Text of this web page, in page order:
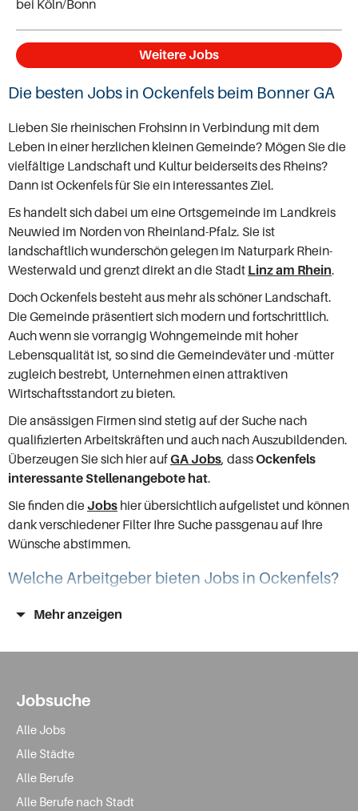
bei Köln/Bonn
Weitere Jobs
Die besten Jobs in Ockenfels beim Bonner GA
Lieben Sie rheinischen Frohsinn in Verbindung mit dem
Leben in einer herzlichen kleinen Gemeinde? Mögen Sie die
vielfältige Landschaft und Kultur beiderseits des Rheins?
Dann ist Ockenfels für Sie ein interessantes Ziel.
Es handelt sich dabei um eine Ortsgemeinde im Landkreis
Neuwied im Norden von Rheinland-Pfalz. Sie ist
landschaftlich wunderschön gelegen im Naturpark Rhein-
Westerwald und grenzt direkt an die Stadt Linz am Rhein.
Doch Ockenfels besteht aus mehr als schöner Landschaft.
Die Gemeinde präsentiert sich modern und fortschrittlich.
Auch wenn sie vorrangig Wohngemeinde mit hoher
Lebensqualität ist, so sind die Gemeindeväter und -mütter
zugleich bestrebt, Unternehmen einen attraktiven
Wirtschaftsstandort zu bieten.
Die ansässigen Firmen sind stetig auf der Suche nach
qualifizierten Arbeitskräften und auch nach Auszubildenden.
Überzeugen Sie sich hier aufGA Jobs, dassOckenfels
interessante Stellenangebote hat.
Sie finden dieJobs hier übersichtlich aufgelistet und können
dank verschiedener Filter Ihre Suche passgenau auf Ihre
Wünsche abstimmen.
Welche Arbeitgeber bieten Jobs in Ockenfels?
Die Wirtschaftslandschaft in Ockenfels ist geprägt von
Bauhandwerker finden hier Stellenangebote. Auch einige
in Ockenfels ansässig. Eine wichtige Rolle in der
landschaftlich reizvollen Umgebung spielt der
mit diversen Ferienunterkünften und
Branche bietet Ihnen gute Jobs, wenn Sie gerne in Teilzeit
Mehr anzeigen
Jobsuche
Alle Jobs
Alle Städte
Alle Berufe
Alle Berufe nach Stadt